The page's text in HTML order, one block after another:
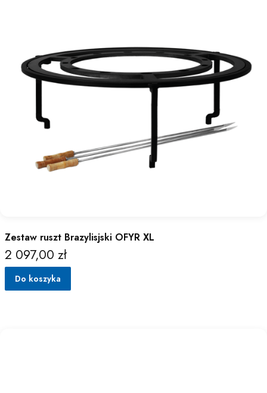
Zestaw ruszt Brazylisjski OFYR XL
Cena
2 097,00 zł
Do koszyka